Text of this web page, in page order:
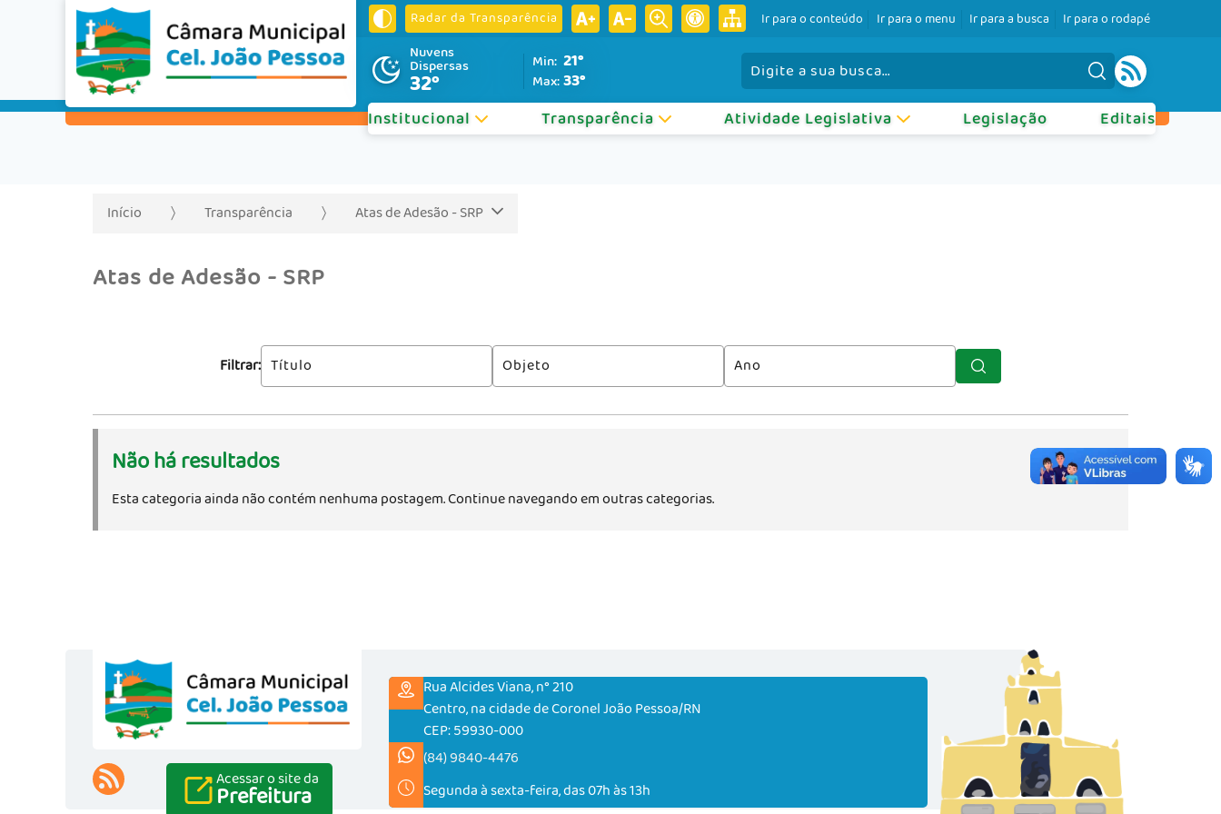
Radar da Transparência Ir para o conteúdo Ir para o menu Ir para a busca Ir para o rodapé
Nuvens
Dispersas
32°
Min: 21°
Max:33°
Pesquisar:
Institucional Transparência Atividade Legislativa Legislação Editais
Início Transparência Atas de Adesão - SRP
Atas de Adesão - SRP
Filtrar:
Não há resultados
Esta categoria ainda não contém nenhuma postagem. Continue navegando em outras categorias.
Acessar o site da
Prefeitura
Rua Alcides Viana, n° 210
Centro, na cidade de Coronel João Pessoa/RN
CEP: 59930-000
(84) 9840-4476
Segunda à sexta-feira, das 07h às 13h